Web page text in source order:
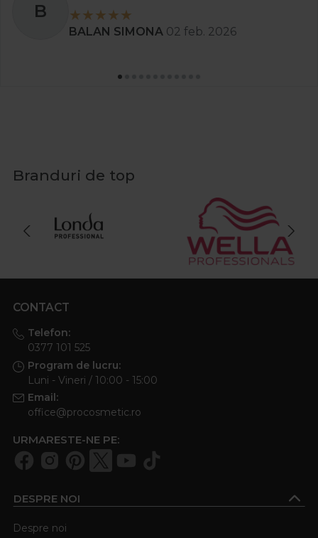
S
Stanciu Aura Andreea 02 apr. 2025
Branduri de top
CONTACT
Telefon:
0377 101 525
Program de lucru:
Luni - Vineri / 10:00 - 15:00
Email:
office@procosmetic.ro
URMARESTE-NE PE:
DESPRE NOI
Despre noi